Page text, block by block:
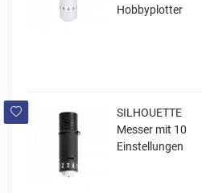
Hobbyplotter
SILHOUETTE
Messer mit 10
Einstellungen